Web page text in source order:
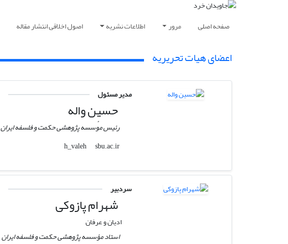
صفحه اصلی مرور اطلاعات نشریه اصول اخلاقی انتشار مقاله
اعضای هیات تحریریه
مدیر مسئول
حسین واله
رئیس مو‌ٔسسه پژوهشی حکمت و فلسفه ایران
sbu.ac.ir
سردبیر
شهرام پازوکی
ادیان و عرفان
استاد مؤسسه پژوهشی حکمت و فلسفه ایران